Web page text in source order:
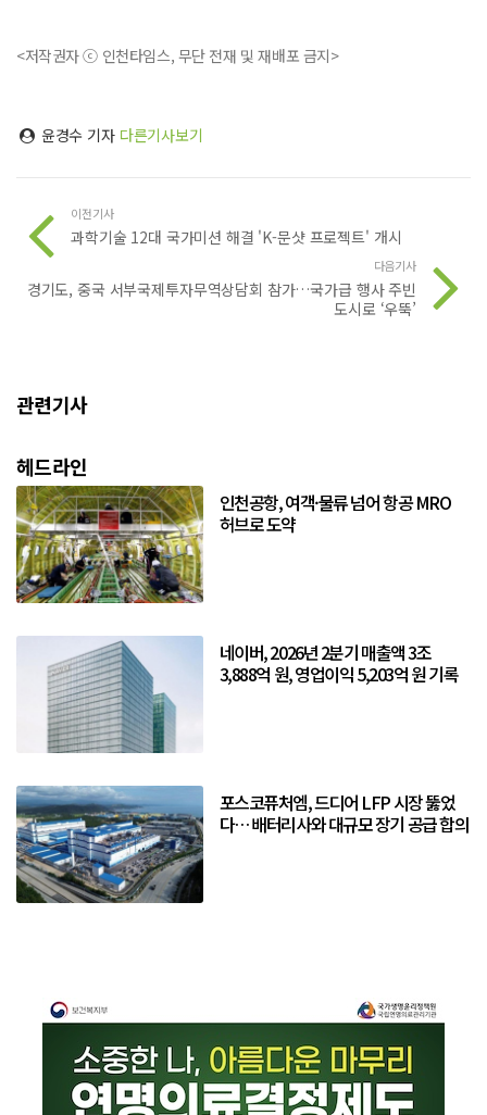
<저작권자 ⓒ 인천타임스, 무단 전재 및 재배포 금지>
윤경수 기자 다른기사보기
이전기사
과학기술 12대 국가미션 해결 'K-문샷 프로젝트' 개시
다음기사
경기도, 중국 서부국제투자무역상담회 참가…국가급 행사 주빈
도시로 ‘우뚝’
관련기사
헤드라인
인천공항, 여객·물류 넘어 항공 MRO
허브로 도약
네이버, 2026년 2분기 매출액 3조
3,888억 원, 영업이익 5,203억 원 기록
포스코퓨처엠, 드디어 LFP 시장 뚫었
다… 배터리사와 대규모 장기 공급 합의